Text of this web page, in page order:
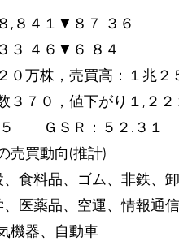
,８４１▼８７.３６
３.４６▼６.８４
０万株，売買高：１兆２
３７０，値下がり１,２２
５ ＧＳＲ：５２.３１
売買動向(推計)
食料品、ゴム、非鉄、
医薬品、空運、情報通
機器、自動車